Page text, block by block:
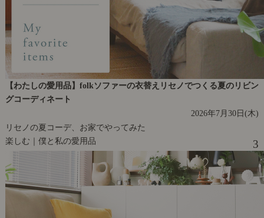
【わたしの愛用品】folkソファーの衣替えリセノでつくる夏のリビン
グコーディネート
2026年7月30日(木)
リセノの夏コーデ、お家でやってみた
楽しむ｜僕と私の愛用品
3